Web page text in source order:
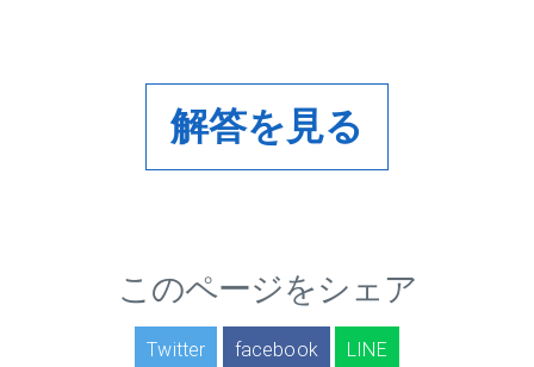
解答を見る
このページをシェア
Twitter facebook LINE